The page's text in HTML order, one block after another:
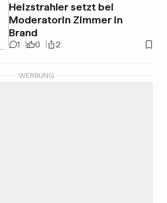
Heizstrahler setzt bei
Moderatorin Zimmer in
Brand
1 0 2
WERBUNG